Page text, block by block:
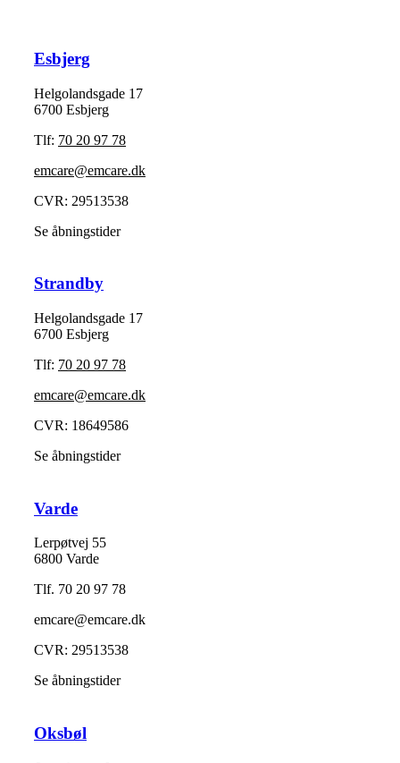
Esbjerg
Helgolandsgade 17
6700 Esbjerg
Tlf: 70 20 97 78
emcare@emcare.dk
CVR: 29513538
Se åbningstider
Strandby
Helgolandsgade 17
6700 Esbjerg
Tlf: 70 20 97 78
emcare@emcare.dk
CVR: 18649586
Se åbningstider
Varde
Lerpøtvej 55
6800 Varde
Tlf. 70 20 97 78
emcare@emcare.dk
CVR: 29513538
Se åbningstider
Oksbøl